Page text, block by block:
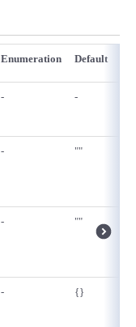
Enumeration Default
- -
- ""
- ""
- {}